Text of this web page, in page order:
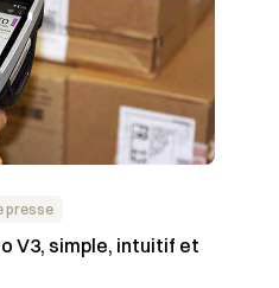
presse
V3, simple, intuitif et